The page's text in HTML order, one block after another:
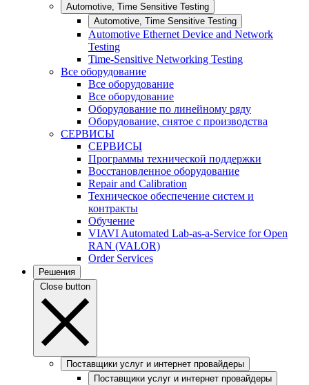
Automotive, Time Sensitive Testing
Automotive, Time Sensitive Testing
Automotive Ethernet Device and Network
Testing
Time-Sensitive Networking Testing
Все оборудование
Все оборудование
Все оборудование
Оборудование по линейному ряду
Оборудование, снятое с производства
СЕРВИСЫ
СЕРВИСЫ
Программы технической поддержки
Восстановленное оборудование
Repair and Calibration
Техническое обеспечение систем и
контракты
Обучение
VIAVI Automated Lab-as-a-Service for Open
RAN (VALOR)
Order Services
Решения
Close button
Поставщики услуг и интернет провайдеры
Поставщики услуг и интернет провайдеры